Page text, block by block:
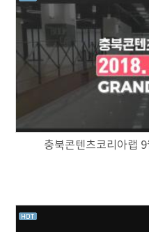
충북콘텐츠코리아랩